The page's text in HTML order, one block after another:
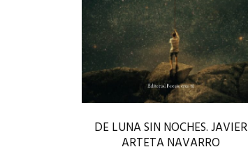
DE LUNA SIN NOCHES. JAVIER
ARTETA NAVARRO